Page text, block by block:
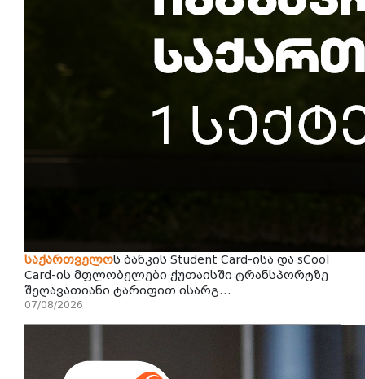
საქართველოს ბანკის Student Card-ისა და sCool
Card-ის მფლობელები ქუთაისში ტრანსპორტზე
შეღავათიანი ტარიფით ისარგ...
07/08/2026